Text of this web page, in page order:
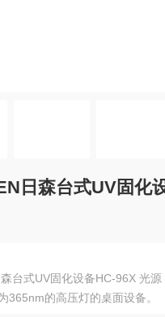
日森台式UV固化
台式UV固化设备HC-96X 光源
365nm的高压灯的桌面设备。